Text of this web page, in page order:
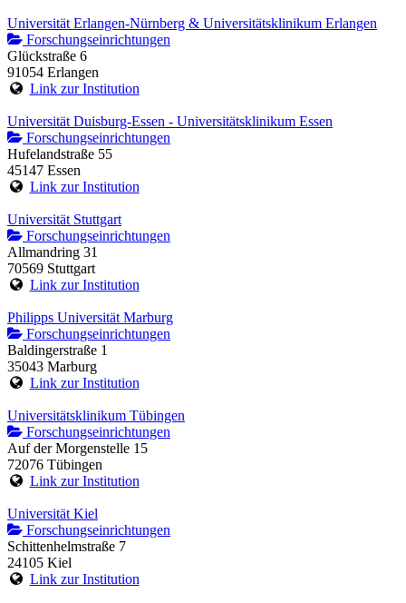
Universität Erlangen-Nürnberg & Universitätsklinikum Erlangen
Forschungseinrichtungen
Glückstraße 6
91054 Erlangen
Link zur Institution
Universität Duisburg-Essen - Universitätsklinikum Essen
Forschungseinrichtungen
Hufelandstraße 55
45147 Essen
Link zur Institution
Universität Stuttgart
Forschungseinrichtungen
Allmandring 31
70569 Stuttgart
Link zur Institution
Philipps Universität Marburg
Forschungseinrichtungen
Baldingerstraße 1
35043 Marburg
Link zur Institution
Universitätsklinikum Tübingen
Forschungseinrichtungen
Auf der Morgenstelle 15
72076 Tübingen
Link zur Institution
Universität Kiel
Forschungseinrichtungen
Schittenhelmstraße 7
24105 Kiel
Link zur Institution